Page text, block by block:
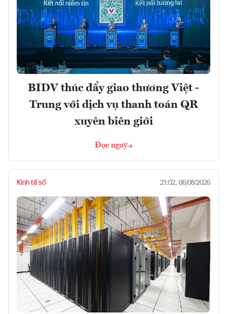
BIDV thúc đẩy giao thương Việt -
Trung với dịch vụ thanh toán QR
xuyên biên giới
Đọc ngay
Kinh tế số 21:02, 06/08/2026